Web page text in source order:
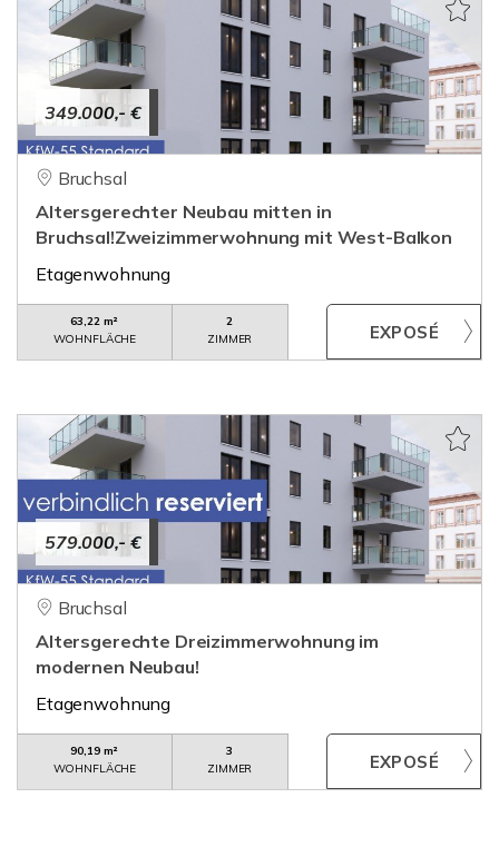
349.000,- €
Bruchsal
Altersgerechter Neubau mitten in
Bruchsal!Zweizimmerwohnung mit West-Balkon
Etagenwohnung
63,22 m²
WOHNFLÄCHE
2
ZIMMER
579.000,- €
Bruchsal
Altersgerechte Dreizimmerwohnung im
modernen Neubau!
Etagenwohnung
90,19 m²
WOHNFLÄCHE
3
ZIMMER